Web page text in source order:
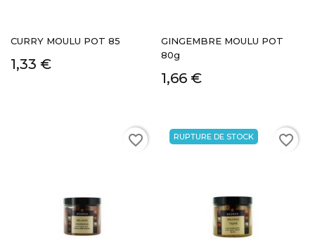
CURRY MOULU POT 85
1,33 €
GINGEMBRE MOULU POT
80g
1,66 €
favorite_border RUPTURE DE STOCK favorite_border